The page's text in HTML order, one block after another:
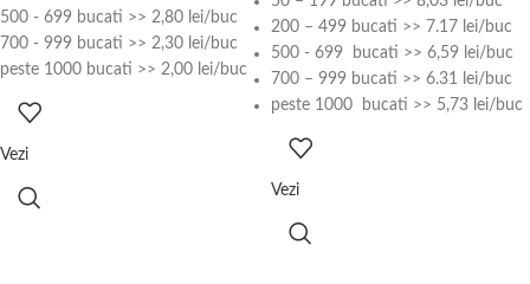
500 - 699 bucati >> 2,80 lei/buc
700 - 999 bucati >> 2,30 lei/buc
peste 1000 bucati >> 2,00 lei/buc
Vezi
200 – 499 bucati >> 7.17 lei/buc
500 - 699 bucati >> 6,59 lei/buc
700 – 999 bucati >> 6.31 lei/buc
peste 1000 bucati >> 5,73 lei/buc
Vezi